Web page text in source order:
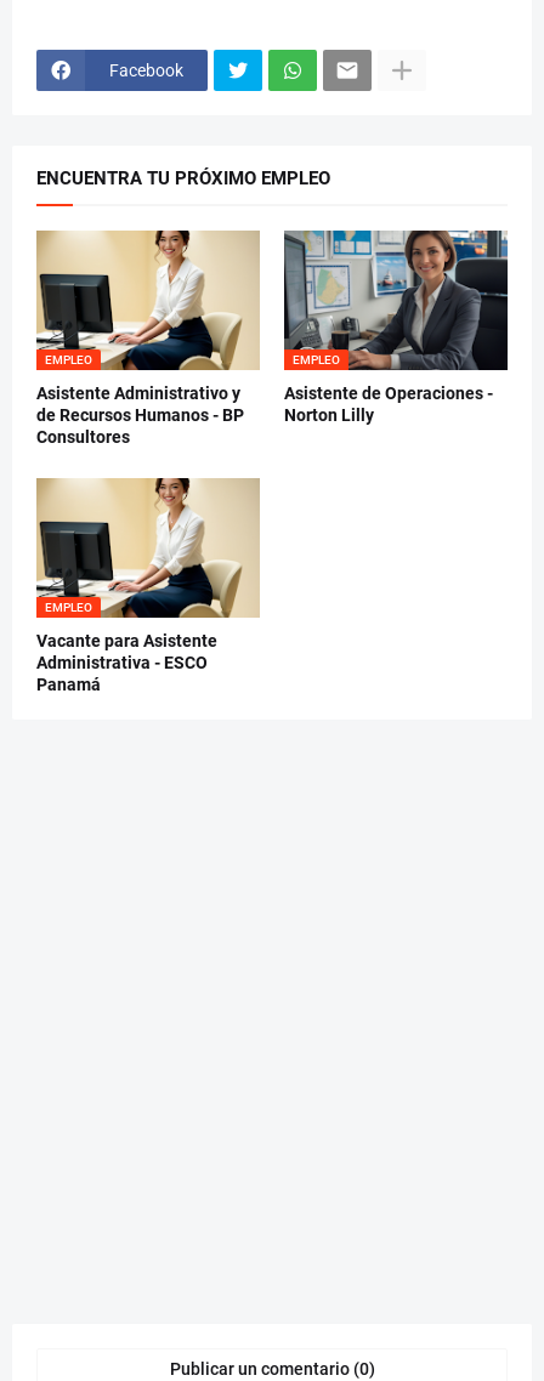
Facebook
ENCUENTRA TU PRÓXIMO EMPLEO
EMPLEO
Asistente Administrativo y
de Recursos Humanos - BP
Consultores
EMPLEO
Asistente de Operaciones -
Norton Lilly
EMPLEO
Vacante para Asistente
Administrativa - ESCO
Panamá
Publicar un comentario (0)